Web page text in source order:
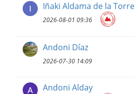
Iñaki Aldama de la Torre
2026-08-01 09:36
Andoni Díaz
2026-07-30 14:09
Andoni Alday